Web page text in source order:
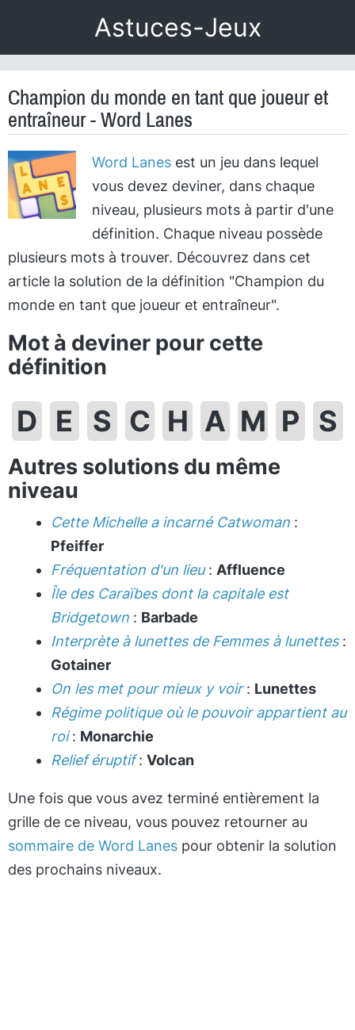
Astuces-Jeux
Champion du monde en tant que joueur et
entraîneur - Word Lanes
Word Lanesest un jeu dans lequel
vous devez deviner, dans chaque
niveau, plusieurs mots à partir d'une
définition. Chaque niveau possède
plusieurs mots à trouver. Découvrez dans cet
article la solution de la définition "Champion du
monde en tant que joueur et entraîneur".
Mot à deviner pour cette
définition
D E S C H A M P S
Autres solutions du même
niveau
Cette Michelle a incarné Catwoman :
Pfeiffer
Fréquentation d'un lieu: Affluence
Île des Caraïbes dont la capitale est
Bridgetown : Barbade
Interprète à lunettes de Femmes à lunettes:
Gotainer
On les met pour mieux y voir: Lunettes
Régime politique où le pouvoir appartient au
roi: Monarchie
Relief éruptif: Volcan
Une fois que vous avez terminé entièrement la
grille de ce niveau, vous pouvez retourner au
sommaire de Word Lanes pour obtenir la solution
des prochains niveaux.